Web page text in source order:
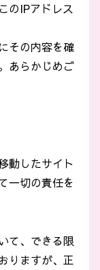
のIPアドレス
その内容を確
あらかじめご
動したサイト
一切の責任を
て、できる限
りますが、正